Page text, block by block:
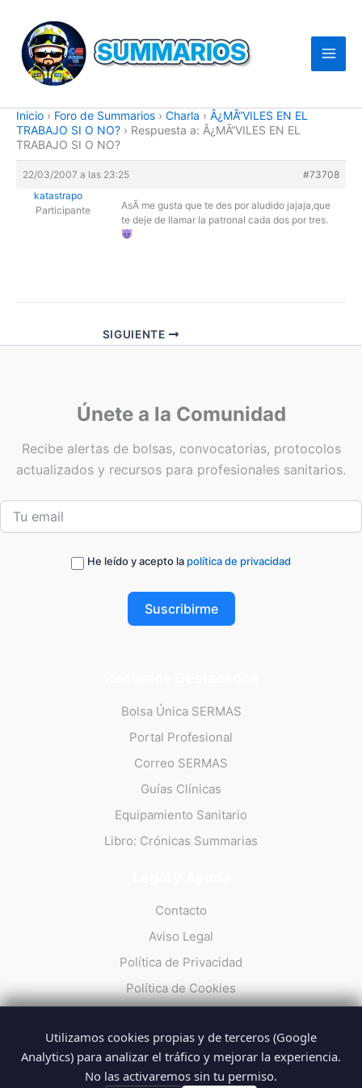
contenido
Inicio › Foro de Summarios › Charla › Â¿MÃ“VILES EN EL
TRABAJO SI O NO? › Respuesta a: Â¿MÃ“VILES EN EL
TRABAJO SI O NO?
22/03/2007 a las 23:25
#73708
katastrapo
Participante
AsÃ­ me gusta que te des por aludido jajaja,que
te deje de llamar la patronal cada dos por tres.
SIGUIENTE
Únete a la Comunidad
Recibe alertas de bolsas, convocatorias, protocolos
actualizados y recursos para profesionales sanitarios.
He leído y acepto la política de privacidad
Suscribirme
Bolsa Única SERMAS
Portal Profesional
Correo SERMAS
Guías Clínicas
Equipamiento Sanitario
Libro: Crónicas Summarias
Contacto
Aviso Legal
Política de Privacidad
Política de Cookies
© 2026 Summarios · La web no oficial de los profesionales del
Utilizamos cookies propias y de terceros (Google
Analytics) para analizar el tráfico y mejorar la experiencia.
No las activaremos sin tu permiso.